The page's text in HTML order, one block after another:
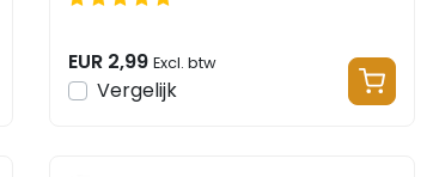
EUR 2,99 Excl. btw
Vergelijk